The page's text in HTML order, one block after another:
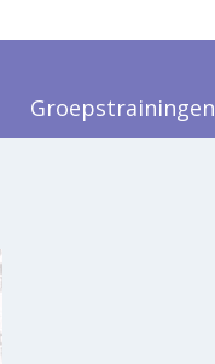
Groepstrainingen